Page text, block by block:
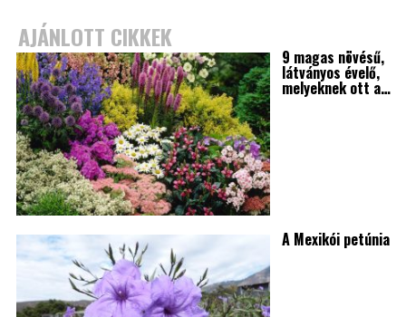
AJÁNLOTT CIKKEK
9 magas növésű,
látványos évelő,
melyeknek ott a…
A Mexikói petúnia